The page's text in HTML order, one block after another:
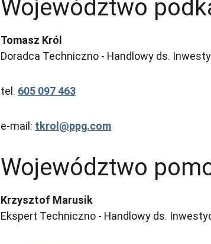
Województwo
Tomasz Król
Doradca Techniczno - Handlowy ds.
tel. 605 097 463
e-mail: tkrol@ppg.com
Województwo
Krzysztof Marusik
Ekspert Techniczno - Handlowy ds.